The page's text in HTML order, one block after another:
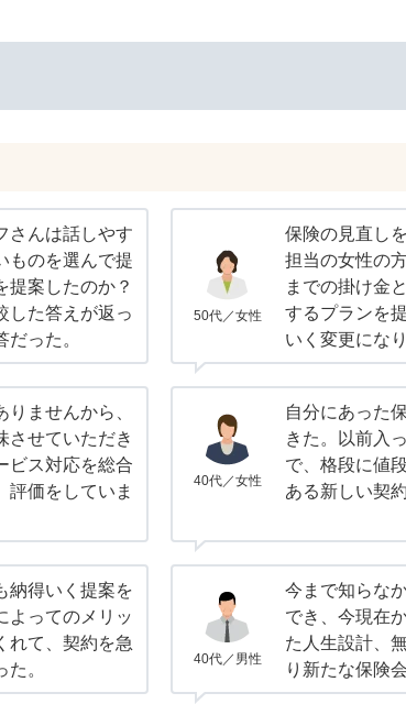
さんは話しやす
ものを選んで提
提案したのか？
した答えが返っ
った。
50代／女性
保険の見直し
担当の女性の
までの掛け金
するプランを
いく変更にな
ませんから、
させていただき
ビス対応を総合
評価をしていま
40代／女性
自分にあった
きた。以前入
で、格段に値
ある新しい契
納得いく提案を
よってのメリッ
れて、契約を急
。
40代／男性
今まで知らな
でき、今現在
た人生設計、
り新たな保険